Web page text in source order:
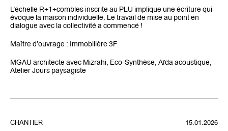
L’échelle R+1+combles inscrite au PLU implique une écriture qui
évoque la maison individuelle. Le travail de mise au point en
dialogue avec la collectivité a commencé !
Maître d’ouvrage : Immobilière 3F
MGAU architecte avec Mizrahi, Eco-Synthèse, Aïda acoustique,
Atelier Jours paysagiste
CHANTIER 15.01.2026